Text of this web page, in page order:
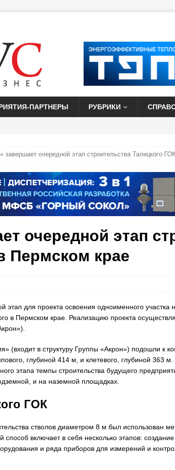
ПАРТНЕРЫ РУБРИКИ
завершает очередной этап строительства Талицкого
очередной этап
Пермском крае
этап для проекта освоения одноименного
в Пермском крае. Реализацию проекта
(входит в структуру Группы «Акрон») подошли к
глубиной 414 м, и клетевого, глубиной 363 м.
этапа темпы строительства будущего
и на наземной площадках.
ГОК
стволов диаметром 8 м был использован
способ включает в себя несколько этапов:
и ряда приборов для измерений и